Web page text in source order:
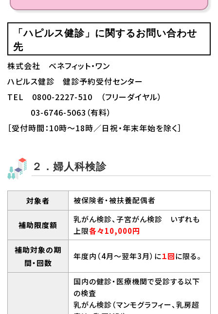
「ハピルス健診」に関するお問い合わせ
先
株式会社 ベネフィット・ワン
ハピルス健診 健診予約受付センター
TEL 0800-2227-510 （フリーダイヤル）
03-6746-5063（有料）
［受付時間：10時～18時／日祝・年末年始を除く］
２．婦人科検診
対象者 被保険者・被扶養配偶者
補助限度額
乳がん検診、子宮がん検診 いずれも
上限各々10,000円
補助対象の期
間・回数
年度内（4月～翌年3月）に１回に限る。
国内の健診・医療機関で受診する以下
の検査
乳がん検診（マンモグラフィー、乳房超